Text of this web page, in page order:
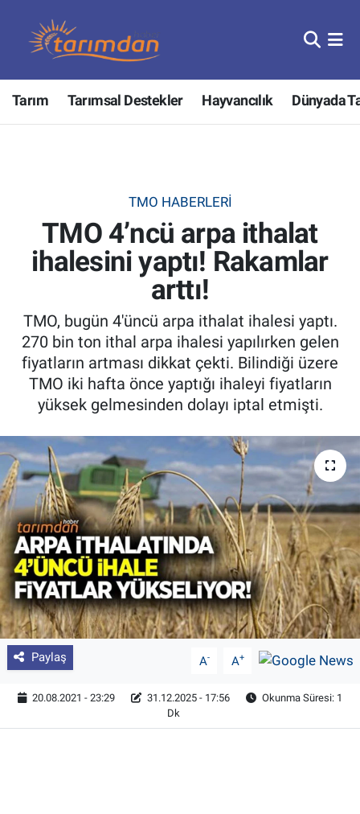
Tarım Tarımsal Destekler Hayvancılık Dünyada
TMO HABERLERI
TMO 4’ncü arpa ithalat
ihalesini yaptı! Rakamlar
arttı!
TMO, bugün 4'üncü arpa ithalat ihalesi yaptı.
270 bin ton ithal arpa ihalesi yapılırken gelen
fiyatların artması dikkat çekti. Bilindiği üzere
TMO iki hafta önce yaptığı ihaleyi fiyatların
yüksek gelmesinden dolayı iptal etmişti.
Paylaş A- A+
20.08.2021 - 23:29 31.12.2025 - 17:56
Okunma Süresi: 1
Dk
Tarım
Hayvancılık
Tarımsal Destekler
Tarım Bakanlığı
Tarım Kredi Kooperatifleri
Pankobirlik
Tarım Bilgisi
Yetiştirici Soruyor
Dünyada Tarım
Üretici Birlikleri
Şeker ve Şekerli Mamüller
Nöbetçi Eczaneler
Hava Durumu
Tüm Manşetler
Son Dakika Haberleri